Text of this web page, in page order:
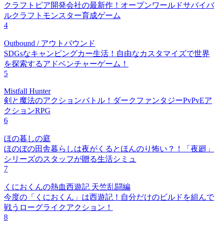
クラフトピア開発会社の最新作！オープンワールドサバイバ
ルクラフトモンスター育成ゲーム
4
Outbound / アウトバウンド
SDGsなキャンピングカー生活！自由なカスタマイズで世界
を探索するアドベンチャーゲーム！
5
Mistfall Hunter
剣と魔法のアクションバトル！ダークファンタジーPvPvEア
クションRPG
6
ほの暮しの庭
ほのぼの田舎暮らしは夜がくるとほんのり怖い？！「夜廻」
シリーズのスタッフが贈る生活シミュ
7
くにおくんの熱血西遊記 天竺乱闘編
今度の「くにおくん」は西遊記！自分だけのビルドを組んで
戦うローグライクアクション！
8